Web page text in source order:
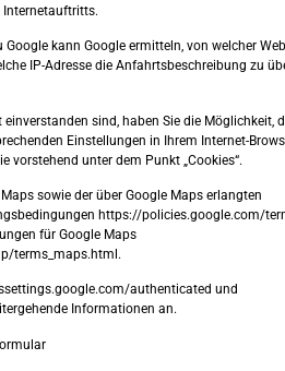
kann Google ermitteln, von welcher
IP-Adresse die Anfahrtsbeschreibung zu
sind, haben Sie die Möglichkeit,
Einstellungen in Ihrem Internet-
vorstehend unter dem Punkt „Cookies“.
sowie der über Google Maps erlangten
https://policies.google.com/
für Google Maps
terms_maps.html.
authenticated und
Informationen an.